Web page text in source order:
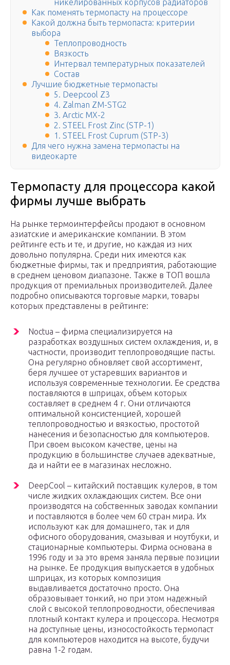
никелированных корпусов радиаторов
Как поменять термопасту на процессоре
Какой должна быть термопаста: критерии
выбора
Теплопроводность
Вязкость
Интервал температурных показателей
Состав
Лучшие бюджетные термопасты
5. Deepcool Z3
4. Zalman ZM-STG2
3. Arctic MX-2
2. STEEL Frost Zinc (STP-1)
1. STEEL Frost Cuprum (STP-3)
Для чего нужна замена термопасты на
видеокарте
Термопасту для процессора какой
фирмы лучше выбрать
На рынке термоинтерфейсы продают в основном
азиатские и американские компании. В этом
рейтинге есть и те, и другие, но каждая из них
довольно популярна. Среди них имеются как
бюджетные фирмы, так и предприятия, работающие
в среднем ценовом диапазоне. Также в ТОП вошла
продукция от премиальных производителей. Далее
подробно описываются торговые марки, товары
которых представлены в рейтинге:
Noctua – фирма специализируется на
разработках воздушных систем охлаждения, и, в
частности, производит теплопроводящие пасты.
Она регулярно обновляет свой ассортимент,
беря лучшее от устаревших вариантов и
используя современные технологии. Ее средства
поставляются в шприцах, объем которых
составляет в среднем 4 г. Они отличаются
оптимальной консистенцией, хорошей
теплопроводностью и вязкостью, простотой
нанесения и безопасностью для компьютеров.
При своем высоком качестве, цены на
продукцию в большинстве случаев адекватные,
да и найти ее в магазинах несложно.
DeepCool – китайский поставщик кулеров, в том
числе жидких охлаждающих систем. Все они
производятся на собственных заводах компании
и поставляются в более чем 60 стран мира. Их
используют как для домашнего, так и для
офисного оборудования, смазывая и ноутбуки, и
стационарные компьютеры. Фирма основана в
1996 году и за это время заняла первые позиции
на рынке. Ее продукция выпускается в удобных
шприцах, из которых композиция
выдавливается достаточно просто. Она
образовывает тонкий, но при этом надежный
слой с высокой теплопроводности, обеспечивая
плотный контакт кулера и процессора. Несмотря
на доступные цены, износостойкость термопаст
для компьютеров находится на высоте, будучи
равна 1-2 годам.